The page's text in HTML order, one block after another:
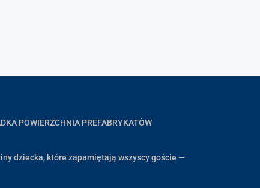
POWIERZCHNIA PREFABRYKATÓW
dziecka, które zapamiętają wszyscy goście —